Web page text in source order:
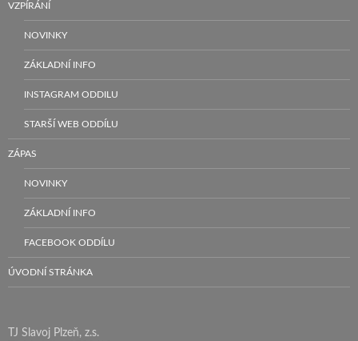
VZPÍRÁNÍ
NOVINKY
ZÁKLADNÍ INFO
INSTAGRAM ODDILU
STARŠÍ WEB ODDÍLU
ZÁPAS
NOVINKY
ZÁKLADNÍ INFO
FACEBOOK ODDÍLU
ÚVODNÍ STRÁNKA
TJ Slavoj Plzeň, z.s.